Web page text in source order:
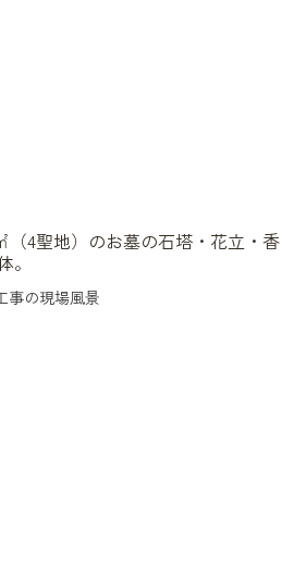
（4聖地）のお墓の石塔・花立・香